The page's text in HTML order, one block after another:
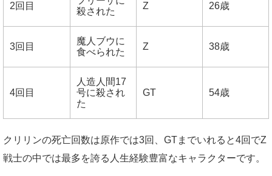
2回目
殺された
Z 26歳
3回目
魔人ブウに
食べられた
Z 38歳
4回目
人造人間17
号に殺され
た
GT 54歳
クリリンの死亡回数は原作では3回、GTまでいれると4回でZ
戦士の中では最多を誇る人生経験豊富なキャラクターです。